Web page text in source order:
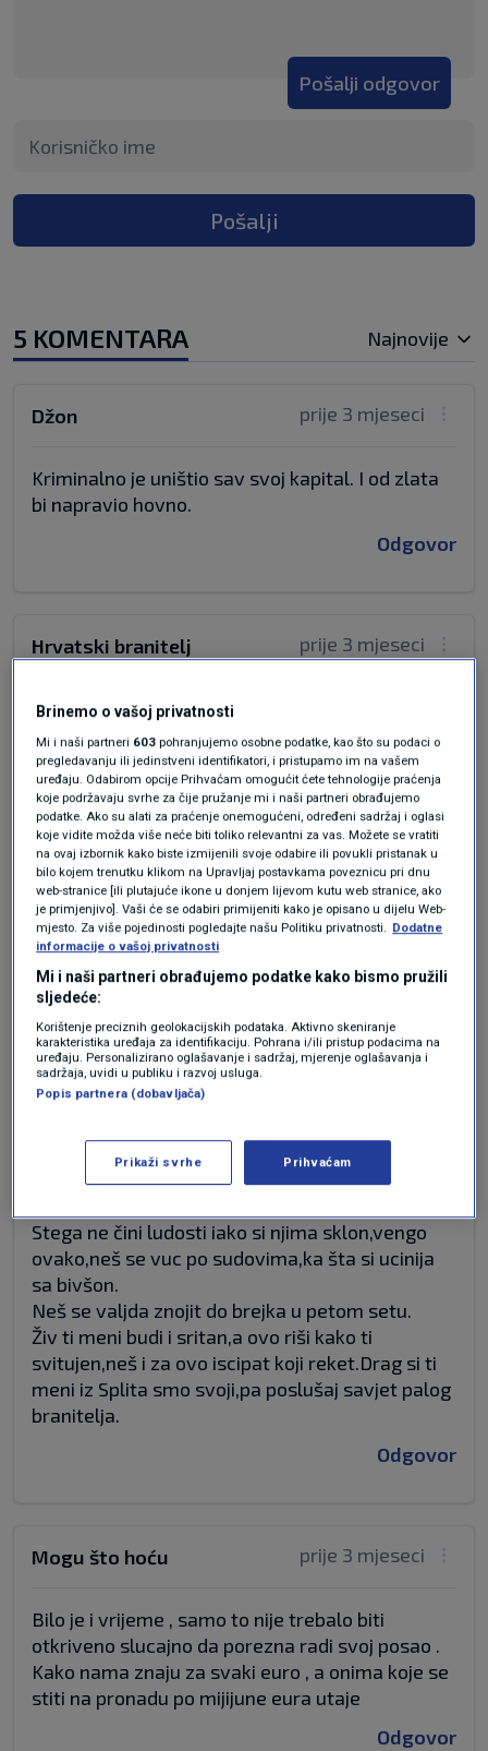
Pošalji odgovor
Pošalji
5 KOMENTARA Najnovije
prije 3 mjeseci
Džon
Kriminalno je uništio sav svoj kapital. I od zlata
bi napravio hovno.
Odgovor
prije 3 mjeseci
Hrvatski branitelj
Goranu da nauči.Ništa na ženu moj lipi
frzelinu,ol nisi cuja za guju iz Šume
Striborove.Ne virujen da ti pape nije,štija pri
spavanja,a mog te i on naučit ka ja mojega.
Nije loše što ga je prijavila kad "institucije" ne
rade svoj posao.
A gdje je "jedinana" nam Hrvatska,novac u
poreznoj oazi a ruka na srcu kad svira Ljepa
naša i uz to i privilegije.
Na kraju da parafraziram Matoša,svi vi sa
parama i privilegijama prodali bi je ko zadnju
ku....vu.
Ovo važi i za političare i druge hulje
Koji se bogate na sakupljačima
flaša,umirovljenicima,minimalnim plačama,pa
sad dalje da ne nabrajamo kao Plenki,a ne vide
Gorane zato pamet u tikvu i podmaži nekog
Stega ne čini ludosti iako si njima sklon,vengo
ovako,neš se vuc po sudovima,ka šta si ucinija
sa bivšon.
Neš se valjda znojit do brejka u petom setu.
Živ ti meni budi i sritan,a ovo riši kako ti
svitujen,neš i za ovo iscipat koji reket.Drag si ti
meni iz Splita smo svoji,pa poslušaj savjet palog
branitelja.
Odgovor
prije 3 mjeseci
Mogu što hoću
Bilo je i vrijeme , samo to nije trebalo biti
otkriveno slucajno da porezna radi svoj posao .
Kako nama znaju za svaki euro , a onima koje se
stiti na pronadu po mijijune eura utaje
Odgovor
Brinemo o vašoj privatnosti
Mi i naši partneri 603 pohranjujemo osobne podatke, kao što su podaci o
pregledavanju ili jedinstveni identifikatori, i pristupamo im na vašem
uređaju. Odabirom opcije Prihvaćam omogućit ćete tehnologije praćenja
koje podržavaju svrhe za čije pružanje mi i naši partneri obrađujemo
podatke. Ako su alati za praćenje onemogućeni, određeni sadržaj i oglasi
koje vidite možda više neće biti toliko relevantni za vas. Možete se vratiti
na ovaj izbornik kako biste izmijenili svoje odabire ili povukli pristanak u
bilo kojem trenutku klikom na Upravljaj postavkama poveznicu pri dnu
web-stranice [ili plutajuće ikone u donjem lijevom kutu web stranice, ako
je primjenjivo]. Vaši će se odabiri primijeniti kako je opisano u dijelu Web-
mjesto. Za više pojedinosti pogledajte našu Politiku privatnosti. Dodatne
informacije o vašoj privatnosti
Mi i naši partneri obrađujemo podatke kako bismo pružili
sljedeće:
Korištenje preciznih geolokacijskih podataka. Aktivno skeniranje
karakteristika uređaja za identifikaciju. Pohrana i/ili pristup podacima na
uređaju. Personalizirano oglašavanje i sadržaj, mjerenje oglašavanja i
sadržaja, uvidi u publiku i razvoj usluga.
Popis partnera (dobavljača)
Prikaži svrhe Prihvaćam